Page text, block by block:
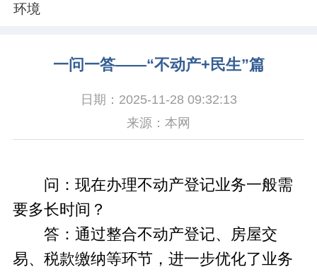
环境
一问一答——“不动产+民生”篇
日期：2025-11-28 09:32:13
来源：本网
问：现在办理不动产登记业务一般需
要多长时间？
答：通过整合不动产登记、房屋交
易、税款缴纳等环节，进一步优化了业务